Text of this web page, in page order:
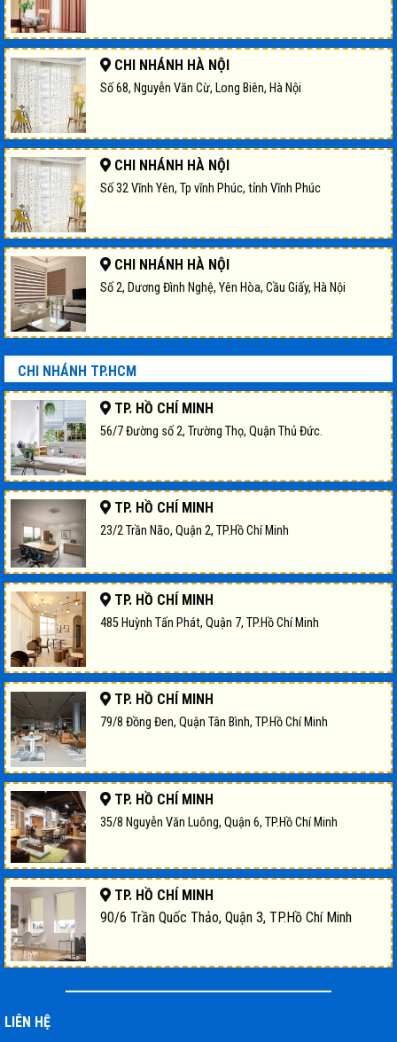
CHI NHÁNH HÀ NỘI
Số 68, Nguyễn Văn Cừ, Long Biên, Hà Nội
CHI NHÁNH HÀ NỘI
Số 32 Vĩnh Yên, Tp vĩnh Phúc, tỉnh Vĩnh Phúc
CHI NHÁNH HÀ NỘI
Số 2, Dương Đình Nghệ, Yên Hòa, Cầu Giấy, Hà Nội
CHI NHÁNH TP.HCM
TP. HỒ CHÍ MINH
56/7 Đường số 2, Trường Thọ, Quận Thủ Đức.
TP. HỒ CHÍ MINH
23/2 Trần Não, Quận 2, TP.Hồ Chí Minh
TP. HỒ CHÍ MINH
485 Huỳnh Tấn Phát, Quận 7, TP.Hồ Chí Minh
TP. HỒ CHÍ MINH
79/8 Đồng Đen, Quận Tân Bình, TP.Hồ Chí Minh
TP. HỒ CHÍ MINH
35/8 Nguyễn Văn Luông, Quận 6, TP.Hồ Chí Minh
TP. HỒ CHÍ MINH
90/6 Trần Quốc Thảo, Quận 3, TP.Hồ Chí Minh
LIÊN HỆ